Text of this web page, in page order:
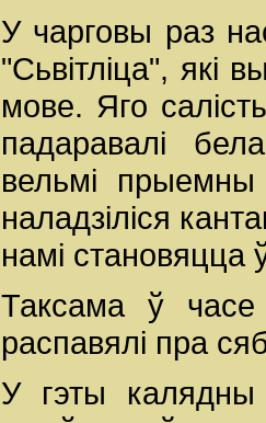
У чарговы раз
"Сьвітліца", які
мове. Яго
падаравалі
вельмі
наладзіліся
намі
Таксама ў
распавялі пра
У гэты калядны